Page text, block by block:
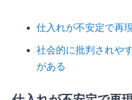
仕入れが不安定で再
社会的に批判されや
がある